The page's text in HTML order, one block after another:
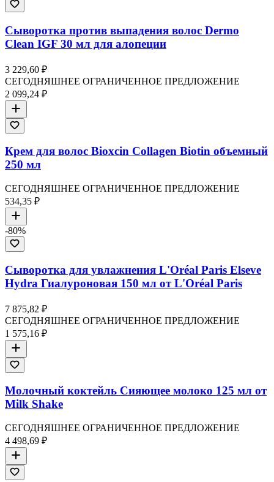
Сыворотка против выпадения волос Dermo
Clean IGF 30 мл для алопеции
3 229,60 ₽
СЕГОДНЯШНЕЕ ОГРАНИЧЕННОЕ ПРЕДЛОЖЕНИЕ
2 099,24 ₽
Крем для волос Bioxcin Collagen Biotin объемный
250 мл
СЕГОДНЯШНЕЕ ОГРАНИЧЕННОЕ ПРЕДЛОЖЕНИЕ
534,35 ₽
-80%
Сыворотка для увлажнения L'Oréal Paris Elseve
Hydra Гиалуроновая 150 мл от L'Oréal Paris
7 875,82 ₽
СЕГОДНЯШНЕЕ ОГРАНИЧЕННОЕ ПРЕДЛОЖЕНИЕ
1 575,16 ₽
Молочный коктейль Сияющее молоко 125 мл от
Milk Shake
СЕГОДНЯШНЕЕ ОГРАНИЧЕННОЕ ПРЕДЛОЖЕНИЕ
4 498,69 ₽